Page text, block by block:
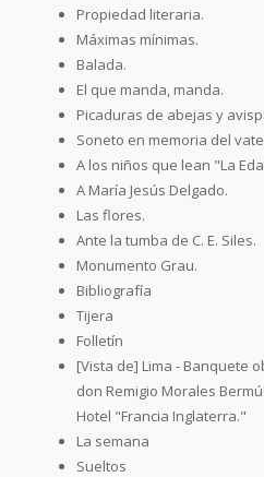
Propiedad literaria.
Máximas mínimas.
Balada.
El que manda, manda.
Picaduras de abejas y
Soneto en memoria del
A los niños que lean "La
A María Jesús Delgado.
Las flores.
Ante la tumba de C. E. Siles.
Monumento Grau.
Bibliografía
Tijera
Folletín
[Vista de] Lima - Banquete
don Remigio Morales
Hotel "Francia Inglaterra."
La semana
Sueltos